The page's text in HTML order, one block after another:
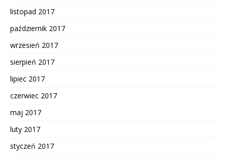
listopad 2017
październik 2017
wrzesień 2017
sierpień 2017
lipiec 2017
czerwiec 2017
maj 2017
luty 2017
styczeń 2017